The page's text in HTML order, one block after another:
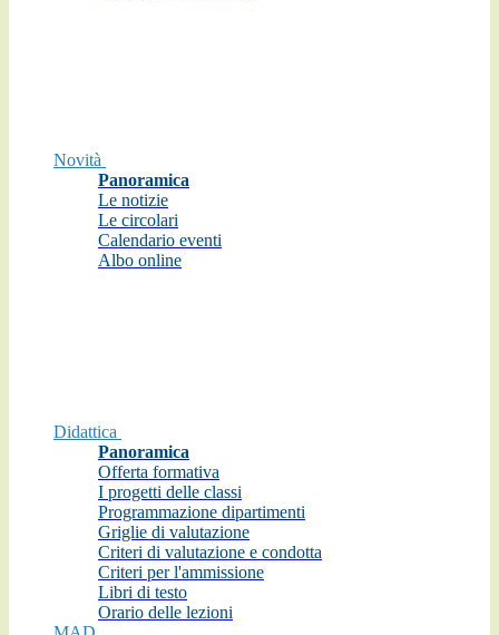
Novità
Panoramica
Le notizie
Le circolari
Calendario eventi
Albo online
Didattica
Panoramica
Offerta formativa
I progetti delle classi
Programmazione dipartimenti
Griglie di valutazione
Criteri di valutazione e condotta
Criteri per l'ammissione
Libri di testo
Orario delle lezioni